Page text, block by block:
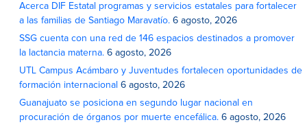
Acerca DIF Estatal programas y servicios estatales para fortalecer
a las familias de Santiago Maravatío. 6 agosto, 2026
SSG cuenta con una red de 146 espacios destinados a promover
la lactancia materna. 6 agosto, 2026
UTL Campus Acámbaro y Juventudes fortalecen oportunidades de
formación internacional 6 agosto, 2026
Guanajuato se posiciona en segundo lugar nacional en
procuración de órganos por muerte encefálica. 6 agosto, 2026